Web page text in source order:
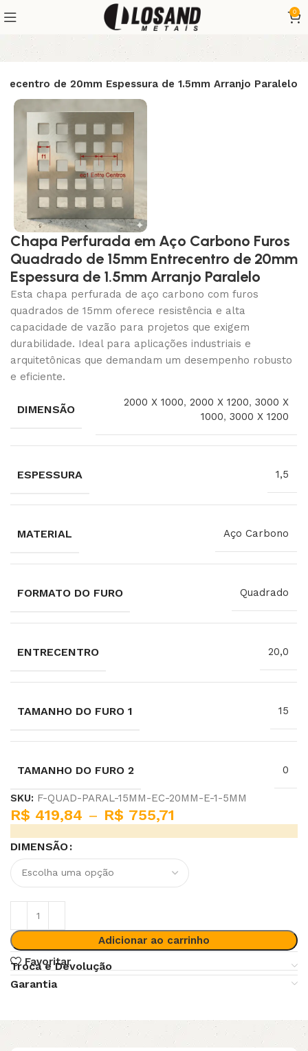
0
de 20mm Espessura de 1.5mm Arranjo Paralelo
Chapa Perfurada em Aço Carbono Furos
Quadrado de 15mm Entrecentro de 20mm
Espessura de 1.5mm Arranjo Paralelo
Esta chapa perfurada de aço carbono com furos
quadrados de 15mm oferece resistência e alta
capacidade de vazão para projetos que exigem
durabilidade. Ideal para aplicações industriais e
arquitetônicas que demandam um desempenho robusto
e eficiente.
DIMENSÃO
2000 X 1000,2000 X 1200,3000 X
1000,3000 X 1200
ESPESSURA 1,5
MATERIAL Aço Carbono
FORMATO DO FURO Quadrado
ENTRECENTRO 20,0
TAMANHO DO FURO 1 15
TAMANHO DO FURO 2 0
SKU: F-QUAD-PARAL-15MM-EC-20MM-E-1-5MM
R$ 419,84 – R$ 755,71
DIMENSÃO
Adicionar ao carrinho
Favoritar
Troca e Devolução
Garantia